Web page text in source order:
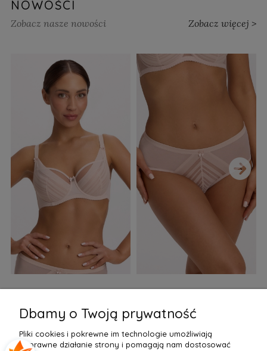
NOWOŚCI
Zobacz nasze nowości Zobacz więcej >
155,99 zł
Do Koszyka »
77,99 zł
Do Koszyka »
›
Dbamy o Twoją prywatność
Pliki cookies i pokrewne im technologie umożliwiają
poprawne działanie strony i pomagają nam dostosować